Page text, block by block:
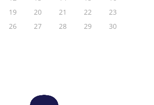
19 20 21 22
23
26 27 28 29
30